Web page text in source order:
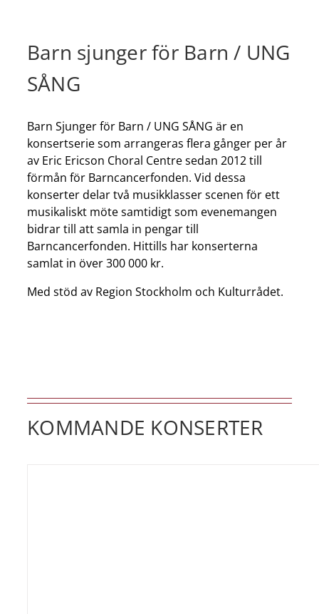
Barn sjunger för Barn / UNG
SÅNG
Barn Sjunger för Barn / UNG SÅNG är en
konsertserie som arrangeras flera gånger per år
av Eric Ericson Choral Centre sedan 2012 till
förmån för Barncancerfonden. Vid dessa
konserter delar två musikklasser scenen för ett
musikaliskt möte samtidigt som evenemangen
bidrar till att samla in pengar till
Barncancerfonden. Hittills har konserterna
samlat in över 300 000 kr.
Med stöd av Region Stockholm och Kulturrådet.
KOMMANDE KONSERTER